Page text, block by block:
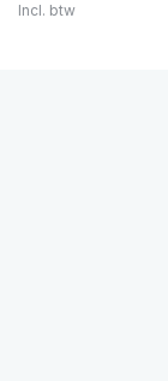
Incl. btw